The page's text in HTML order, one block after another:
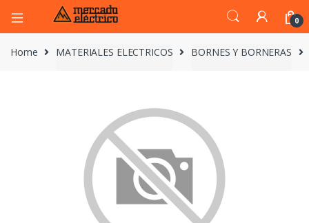
0
Home MATERIALES ELECTRICOS BORNES Y BORNERAS